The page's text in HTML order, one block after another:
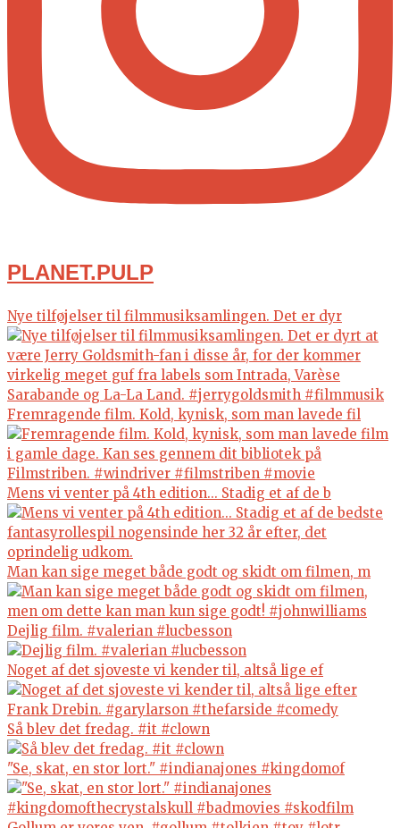
PLANET.PULP
Nye tilføjelser til filmmusiksamlingen. Det er dyr
Fremragende film. Kold, kynisk, som man lavede fil
Mens vi venter på 4th edition... Stadig et af de b
Man kan sige meget både godt og skidt om filmen, m
Dejlig film. #valerian #lucbesson
Noget af det sjoveste vi kender til, altså lige ef
Så blev det fredag. #it #clown
"Se, skat, en stor lort." #indianajones #kingdomof